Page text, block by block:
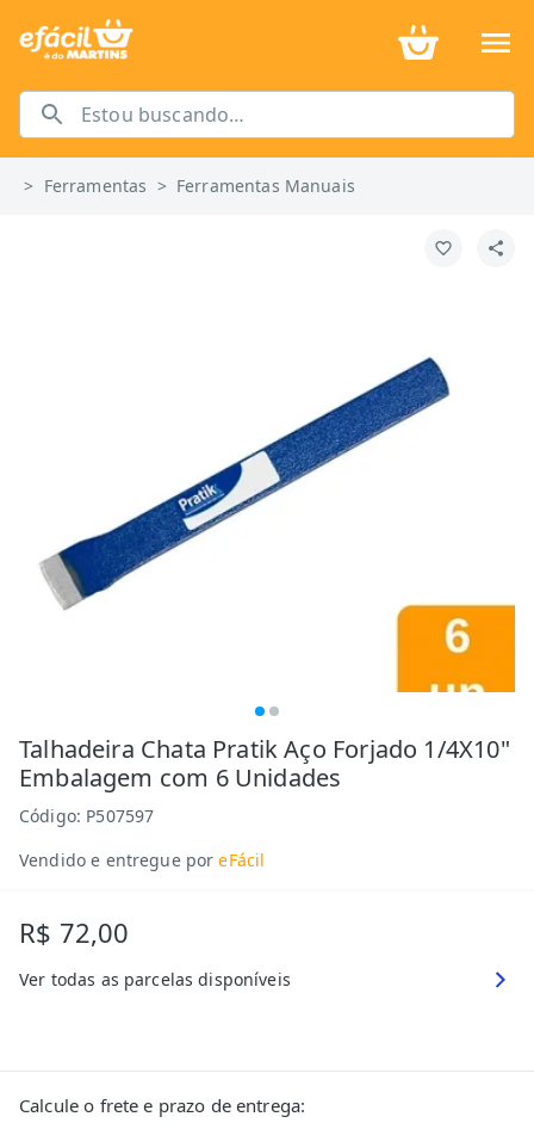
> Ferramentas > Ferramentas Manuais
Talhadeira Chata Pratik Aço Forjado 1/4X10"
Embalagem com 6 Unidades
Código: P507597
Vendido e entregue por eFácil
R$ 72,00
Ver todas as parcelas disponíveis
Calcule o frete e prazo de entrega: